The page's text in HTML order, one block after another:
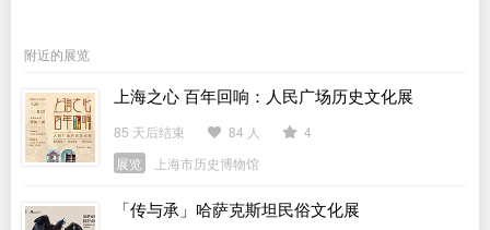
附近的展览
上海之心 百年回响：人民广场历史文化展
85 天后结束 84 人
4
展览
上海市历史博物馆
「传与承」哈萨克斯坦民俗文化展